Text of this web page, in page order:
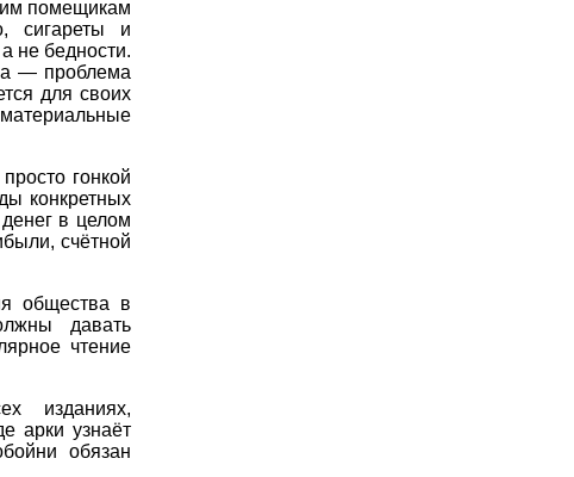
помещикам
сигареты и
не бедности.
— проблема
для своих
гонкой
конкретных
в целом
счётной
общества в
давать
чтение
изданиях,
арки узнаёт
обязан